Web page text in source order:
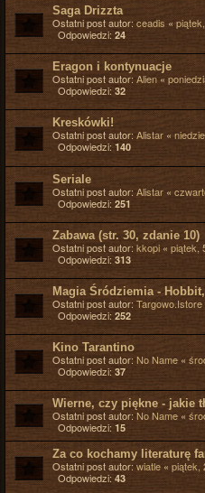
Saga Drizzta
Ostatni post autor: ceadis «
Odpowiedzi: 24
Eragon i kontynuacje
Ostatni post autor: Alien«
Odpowiedzi: 32
Kreskówki!
Ostatni post autor: Alistar «
Odpowiedzi: 140
Seriale
Ostatni post autor: Alistar «
Odpowiedzi: 251
Zabawa (str. 30, zdanie 10)
Ostatni post autor: kkopi« piątek,
Odpowiedzi: 313
Magia Śródziemia -
Ostatni post autor: Targowo.Istore
Odpowiedzi: 252
Kino Tarantino
Ostatni post autor: No Name «
Odpowiedzi: 37
Wierne, czy piękne - jakie
Ostatni post autor: No Name «
Odpowiedzi: 15
Za co kochamy literaturę
Ostatni post autor: wiatle« piątek,
Odpowiedzi: 43